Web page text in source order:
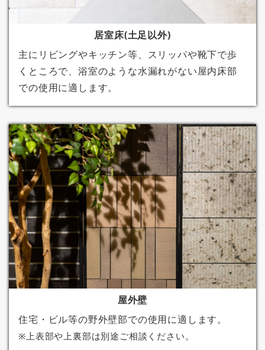
居室床(土足以外)
主にリビングやキッチン等、スリッパや靴下で歩
くところで、浴室のような水漏れがない屋内床部
での使用に適します。
屋外壁
住宅・ビル等の野外壁部での使用に適します。
※上表部や上裏部は別途ご相談ください。